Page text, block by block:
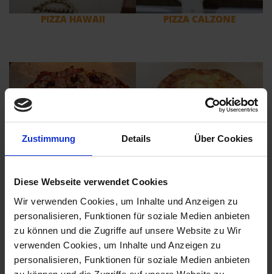
Zustimmung Details Über Cookies
Diese Webseite verwendet Cookies
Wir verwenden Cookies, um Inhalte und Anzeigen zu
personalisieren, Funktionen für soziale Medien anbieten
zu können und die Zugriffe auf unsere Website zu Wir
verwenden Cookies, um Inhalte und Anzeigen zu
personalisieren, Funktionen für soziale Medien anbieten
PIZZA HAWAII PIZZA CALZONE
PIZZA PROSCIUTTO E
FUNGHI
PIZZA QUATTRO
FORMAGGI